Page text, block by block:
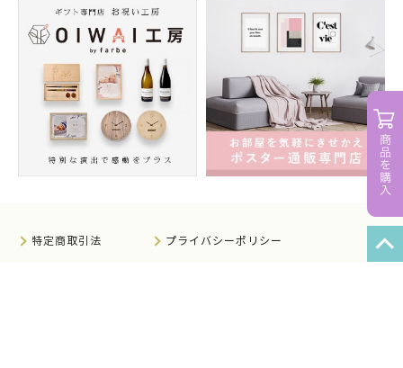
特定商取引法 プライバシーポリシー